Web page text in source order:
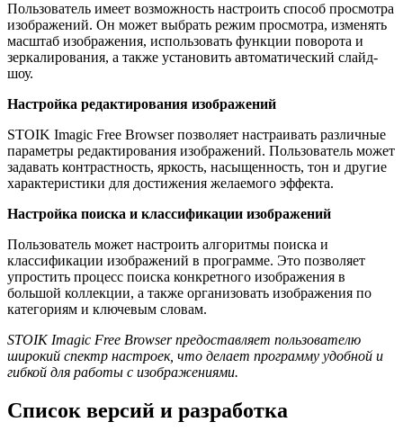
Пользователь имеет возможность настроить способ просмотра
изображений. Он может выбрать режим просмотра, изменять
масштаб изображения, использовать функции поворота и
зеркалирования, а также установить автоматический слайд-
шоу.
Настройка редактирования изображений
STOIK Imagic Free Browser позволяет настраивать различные
параметры редактирования изображений. Пользователь может
задавать контрастность, яркость, насыщенность, тон и другие
характеристики для достижения желаемого эффекта.
Настройка поиска и классификации изображений
Пользователь может настроить алгоритмы поиска и
классификации изображений в программе. Это позволяет
упростить процесс поиска конкретного изображения в
большой коллекции, а также организовать изображения по
категориям и ключевым словам.
STOIK Imagic Free Browser предоставляет пользователю
широкий спектр настроек, что делает программу удобной и
гибкой для работы с изображениями.
Список версий и разработка